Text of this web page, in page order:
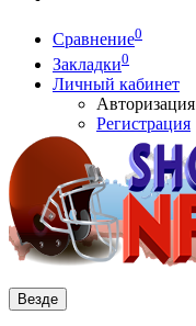
Сравнение0
Закладки0
Личный кабинет
Авторизация
Регистрация
Везде